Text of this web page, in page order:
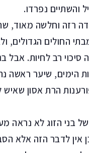
והשתיים נפרדו.
רזה וחלשה מאוד,
החולים הגדולים,
רב לחיות. אבל
הימים, שיער ראשה
הרת אסון שאיש
בני הזוג לא נראה
אין לדבר הזה אלא